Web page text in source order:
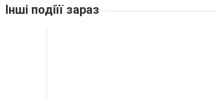
Інші подіїї зараз